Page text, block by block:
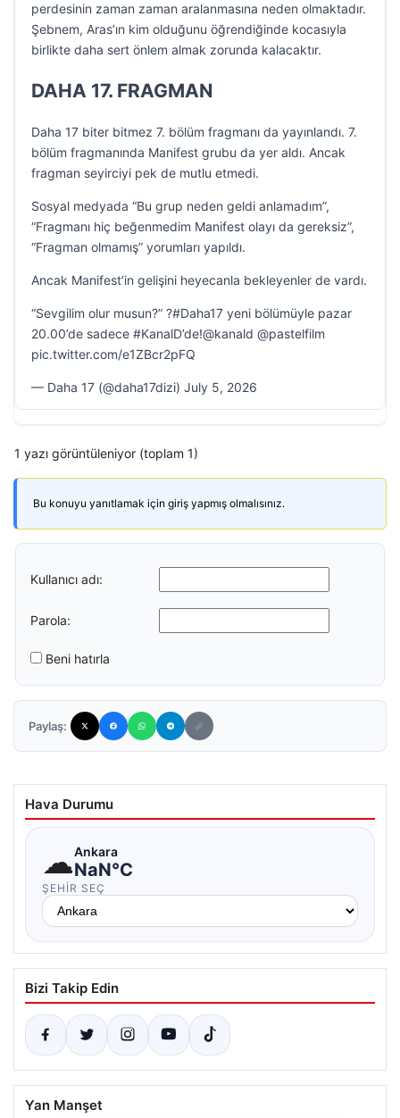
perdesinin zaman zaman aralanmasına neden olmaktadır.
Şebnem, Aras’ın kim olduğunu öğrendiğinde kocasıyla
birlikte daha sert önlem almak zorunda kalacaktır.
DAHA 17. FRAGMAN
Daha 17 biter bitmez 7. bölüm fragmanı da yayınlandı. 7.
bölüm fragmanında Manifest grubu da yer aldı. Ancak
fragman seyirciyi pek de mutlu etmedi.
Sosyal medyada “Bu grup neden geldi anlamadım”,
“Fragmanı hiç beğenmedim Manifest olayı da gereksiz”,
“Fragman olmamış” yorumları yapıldı.
Ancak Manifest’in gelişini heyecanla bekleyenler de vardı.
“Sevgilim olur musun?” ?#Daha17 yeni bölümüyle pazar
20.00’de sadece #KanalD’de!@kanald @pastelfilm
pic.twitter.com/e1ZBcr2pFQ
— Daha 17 (@daha17dizi) July 5, 2026
1 yazı görüntüleniyor (toplam 1)
Bu konuyu yanıtlamak için giriş yapmış olmalısınız.
Kullanıcı adı:
Parola:
Beni hatırla
Paylaş:
Hava Durumu
☁Ankara
NaN°C
ŞEHIR SEÇ
Bizi Takip Edin
Yan Manşet